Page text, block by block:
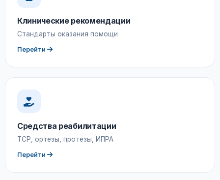
Клинические рекомендации
Стандарты оказания помощи
Перейти
Средства реабилитации
ТСР, ортезы, протезы, ИПРА
Перейти